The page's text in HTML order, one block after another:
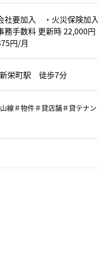
社要加入 ・火災保険加入
務手数料 更新時 22,000
円/月
栄町駅 徒歩7分
線＃物件＃貸店舗＃貸テナ